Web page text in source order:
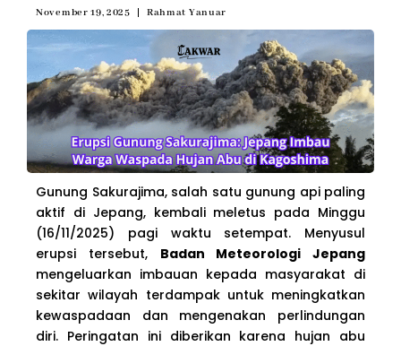
November 19, 2025 Rahmat Yanuar
Gunung Sakurajima, salah satu gunung api paling
aktif di Jepang, kembali meletus pada Minggu
(16/11/2025) pagi waktu setempat. Menyusul
erupsi tersebut, Badan Meteorologi Jepang
mengeluarkan imbauan kepada masyarakat di
sekitar wilayah terdampak untuk meningkatkan
kewaspadaan dan mengenakan perlindungan
diri. Peringatan ini diberikan karena hujan abu